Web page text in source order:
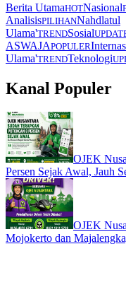
Berita UtamaHOTNasional
AnalisisPILIHANNahdlatul
Ulama'TRENDSosial
ASWAJAPOPULER
Ulama'TRENDTeknologi
Kanal Populer
OJEK
Persen Sejak Awal, Jauh
OJEK
Mojokerto dan